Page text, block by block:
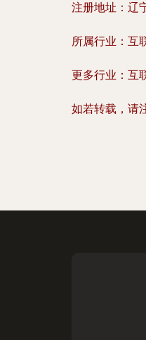
注册地址： 辽
所属行业： 互
更多行业： 互
如若转载，请